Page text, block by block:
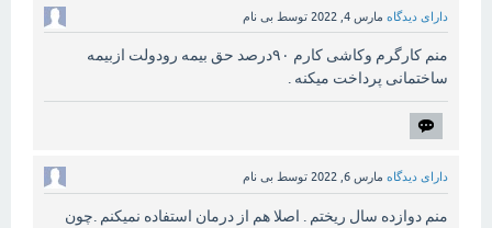
دارای دیدگاه مارس 4, 2022 توسط بی نام
منم کارگرم وکاشی کارم ۹۰درصد حق بیمه رودولت ازبیمه
ساختمانی پرداخت میکنه .
دارای دیدگاه مارس 6, 2022 توسط بی نام
منم دوازده سال ریختم . اصلا هم از درمان استفاده نمیکنم .چون